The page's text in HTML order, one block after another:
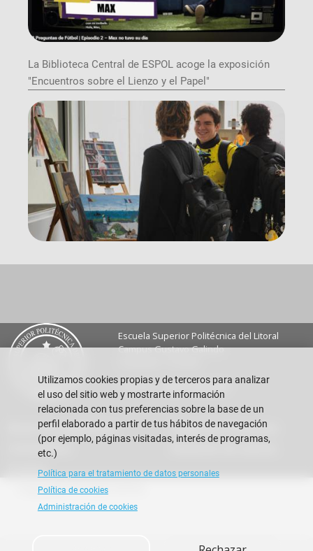
La Biblioteca Central de ESPOL acoge la exposición
"Encuentros sobre el Lienzo y el Papel"
Utilizamos cookies propias y de terceros para analizar
el uso del sitio web y mostrarte información
relacionada con tus preferencias sobre la base de un
perfil elaborado a partir de tus hábitos de navegación
(por ejemplo, páginas visitadas, interés de programas,
etc.)
Política para el tratamiento de datos personales
Política de cookies
Administración de cookies
Escuela Superior Politécnica del Litoral
Campus Gustavo Galindo
Teléfono: +593-4 2269 269
Buzón de sugerencias
Contáctanos
Eventos
Preguntas Frecuentes
Rendición de cuentas
Copyright © 2026 ESPOL